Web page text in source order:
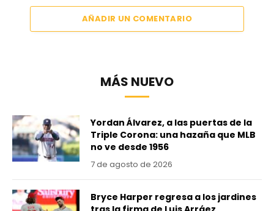
AÑADIR UN COMENTARIO
MÁS NUEVO
Yordan Álvarez, a las puertas de la
Triple Corona: una hazaña que MLB
no ve desde 1956
7 de agosto de 2026
Bryce Harper regresa a los jardines